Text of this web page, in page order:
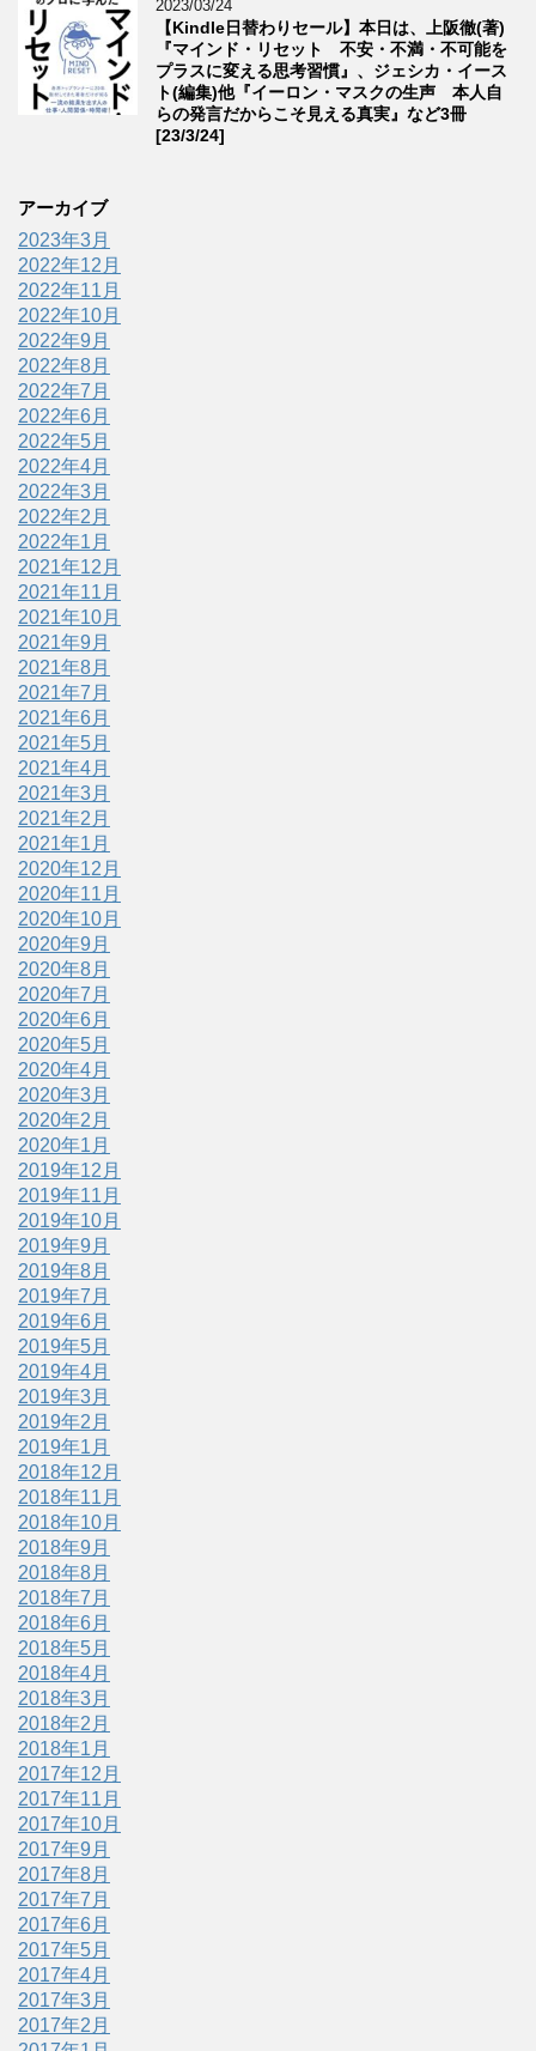
2023/03/24
【Kindle日替わりセール】本日は、上阪徹(著)
『マインド・リセット 不安・不満・不可能を
プラスに変える思考習慣』、ジェシカ・イース
ト(編集)他『イーロン・マスクの生声 本人自
らの発言だからこそ見える真実』など3冊
[23/3/24]
アーカイブ
2023年3月
2022年12月
2022年11月
2022年10月
2022年9月
2022年8月
2022年7月
2022年6月
2022年5月
2022年4月
2022年3月
2022年2月
2022年1月
2021年12月
2021年11月
2021年10月
2021年9月
2021年8月
2021年7月
2021年6月
2021年5月
2021年4月
2021年3月
2021年2月
2021年1月
2020年12月
2020年11月
2020年10月
2020年9月
2020年8月
2020年7月
2020年6月
2020年5月
2020年4月
2020年3月
2020年2月
2020年1月
2019年12月
2019年11月
2019年10月
2019年9月
2019年8月
2019年7月
2019年6月
2019年5月
2019年4月
2019年3月
2019年2月
2019年1月
2018年12月
2018年11月
2018年10月
2018年9月
2018年8月
2018年7月
2018年6月
2018年5月
2018年4月
2018年3月
2018年2月
2018年1月
2017年12月
2017年11月
2017年10月
2017年9月
2017年8月
2017年7月
2017年6月
2017年5月
2017年4月
2017年3月
2017年2月